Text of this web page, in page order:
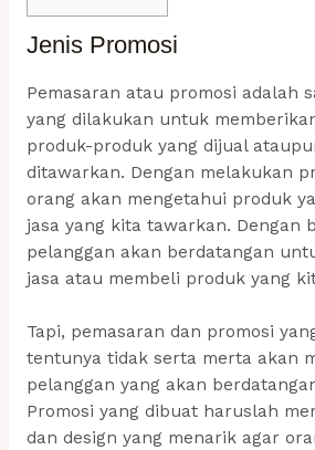
Jenis Promosi
Pemasaran atau promosi adalah
yang dilakukan untuk
produk-produk yang dijual
ditawarkan. Dengan melakukan
orang akan mengetahui produk
jasa yang kita tawarkan. Dengan
pelanggan akan berdatangan
jasa atau membeli produk yang
Tapi, pemasaran dan promosi
tentunya tidak serta merta akan
pelanggan yang akan
Promosi yang dibuat haruslah
dan design yang menarik agar